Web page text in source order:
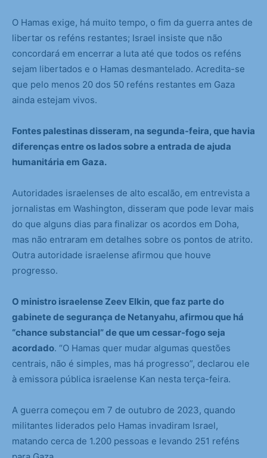
O Hamas exige, há muito tempo, o fim da guerra antes de
libertar os reféns restantes; Israel insiste que não
concordará em encerrar a luta até que todos os reféns
sejam libertados e o Hamas desmantelado. Acredita-se
que pelo menos 20 dos 50 reféns restantes em Gaza
ainda estejam vivos.
Fontes palestinas disseram, na segunda-feira, que havia
diferenças entre os lados sobre a entrada de ajuda
humanitária em Gaza.
Autoridades israelenses de alto escalão, em entrevista a
jornalistas em Washington, disseram que pode levar mais
do que alguns dias para finalizar os acordos em Doha,
mas não entraram em detalhes sobre os pontos de atrito.
Outra autoridade israelense afirmou que houve
progresso.
O ministro israelense Zeev Elkin, que faz parte do
gabinete de segurança de Netanyahu, afirmou que há
“chance substancial” de que um cessar-fogo seja
acordado. “O Hamas quer mudar algumas questões
centrais, não é simples, mas há progresso”, declarou ele
à emissora pública israelense Kan nesta terça-feira.
A guerra começou em 7 de outubro de 2023, quando
militantes liderados pelo Hamas invadiram Israel,
matando cerca de 1.200 pessoas e levando 251 reféns